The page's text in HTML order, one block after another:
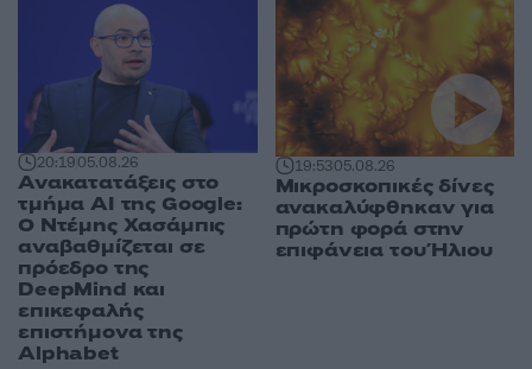
20:1905.08.26
Ανακατατάξεις στο
τμήμα AI της Google:
Ο Ντέμης Χασάμπις
αναβαθμίζεται σε
πρόεδρο της
DeepMind και
επικεφαλής
επιστήμονα της
Alphabet
19:5305.08.26
Μικροσκοπικές δίνες
ανακαλύφθηκαν για
πρώτη φορά στην
επιφάνεια του Ήλιου